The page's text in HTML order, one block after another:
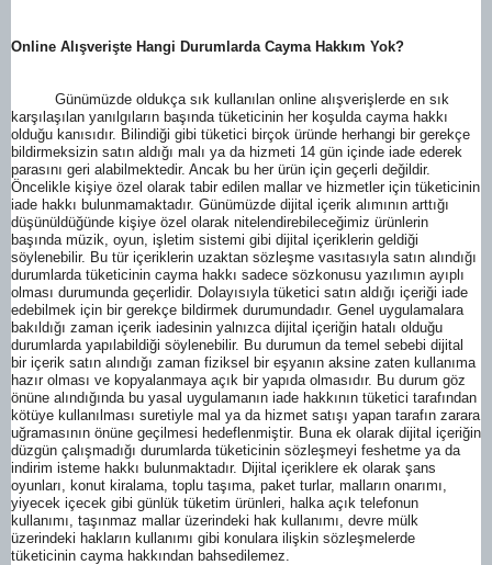
Online Alışverişte Hangi Durumlarda Cayma Hakkım Yok?
Günümüzde oldukça sık kullanılan online alışverişlerde en sık
karşılaşılan yanılgıların başında tüketicinin her koşulda cayma hakkı
olduğu kanısıdır. Bilindiği gibi tüketici birçok üründe herhangi bir gerekçe
bildirmeksizin satın aldığı malı ya da hizmeti 14 gün içinde iade ederek
parasını geri alabilmektedir. Ancak bu her ürün için geçerli değildir.
Öncelikle kişiye özel olarak tabir edilen mallar ve hizmetler için tüketicinin
iade hakkı bulunmamaktadır. Günümüzde dijital içerik alımının arttığı
düşünüldüğünde kişiye özel olarak nitelendirebileceğimiz ürünlerin
başında müzik, oyun, işletim sistemi gibi dijital içeriklerin geldiği
söylenebilir. Bu tür içeriklerin uzaktan sözleşme vasıtasıyla satın alındığı
durumlarda tüketicinin cayma hakkı sadece sözkonusu yazılımın ayıplı
olması durumunda geçerlidir. Dolayısıyla tüketici satın aldığı içeriği iade
edebilmek için bir gerekçe bildirmek durumundadır. Genel uygulamalara
bakıldığı zaman içerik iadesinin yalnızca dijital içeriğin hatalı olduğu
durumlarda yapılabildiği söylenebilir. Bu durumun da temel sebebi dijital
bir içerik satın alındığı zaman fiziksel bir eşyanın aksine zaten kullanıma
hazır olması ve kopyalanmaya açık bir yapıda olmasıdır. Bu durum göz
önüne alındığında bu yasal uygulamanın iade hakkının tüketici tarafından
kötüye kullanılması suretiyle mal ya da hizmet satışı yapan tarafın zarara
uğramasının önüne geçilmesi hedeflenmiştir. Buna ek olarak dijital içeriğin
düzgün çalışmadığı durumlarda tüketicinin sözleşmeyi feshetme ya da
indirim isteme hakkı bulunmaktadır. Dijital içeriklere ek olarak şans
oyunları, konut kiralama, toplu taşıma, paket turlar, malların onarımı,
yiyecek içecek gibi günlük tüketim ürünleri, halka açık telefonun
kullanımı, taşınmaz mallar üzerindeki hak kullanımı, devre mülk
üzerindeki hakların kullanımı gibi konulara ilişkin sözleşmelerde
tüketicinin cayma hakkından bahsedilemez.